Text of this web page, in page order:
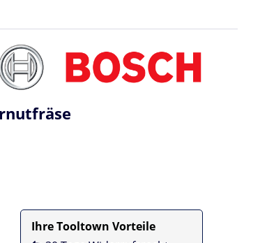
Ihre Tooltown Vorteile